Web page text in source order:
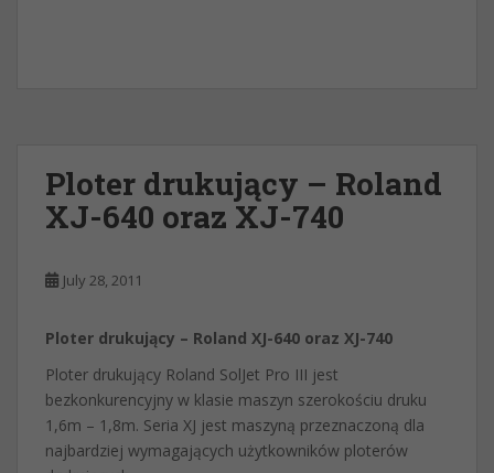
Ploter drukujący – Roland
XJ-640 oraz XJ-740
July 28, 2011
Ploter drukujący – Roland XJ-640 oraz XJ-740
Ploter drukujący Roland SolJet Pro III jest
bezkonkurencyjny w klasie maszyn szerokościu druku
1,6m – 1,8m. Seria XJ jest maszyną przeznaczoną dla
najbardziej wymagających użytkowników ploterów